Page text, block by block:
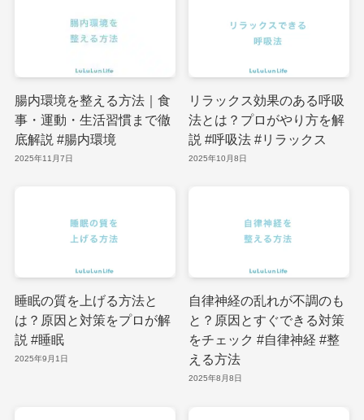
腸内環境を整える方法｜食
事・運動・生活習慣まで徹
底解説 #腸内環境
2025年11月7日
リラックス効果のある呼吸
法とは？プロがやり方を解
説 #呼吸法 #リラックス
2025年10月8日
睡眠の質を上げる方法と
は？原因と対策をプロが解
説 #睡眠
2025年9月1日
自律神経の乱れが不調のも
と？原因とすぐできる対策
をチェック #自律神経 #整
える方法
2025年8月8日